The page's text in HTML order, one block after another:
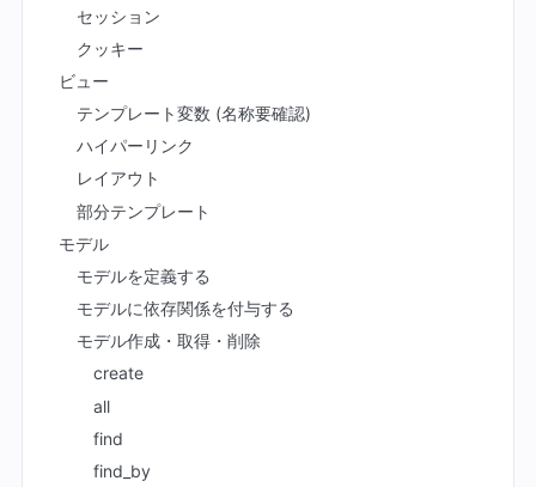
セッション
クッキー
ビュー
テンプレート変数 (名称要確認)
ハイパーリンク
レイアウト
部分テンプレート
モデル
モデルを定義する
モデルに依存関係を付与する
モデル作成・取得・削除
create
all
find
find_by